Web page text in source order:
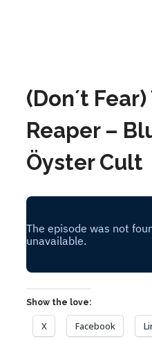
(Don´t
Reaper –
Öyster Cult
Show the love:
X Facebook